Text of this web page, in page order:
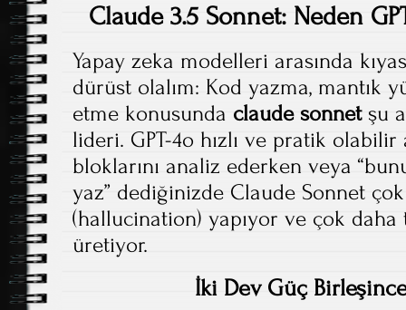
Claude 3.5 Sonnet: Neden
Yapay zeka modelleri arasında
dürüst olalım: Kod yazma, mantık
etme konusunda claude sonnetşu
lideri. GPT-4o hızlı ve pratik
bloklarını analiz ederken veya
yaz” dediğinizde Claude Sonnet
(hallucination) yapıyor ve çok
üretiyor.
İki Dev Güç